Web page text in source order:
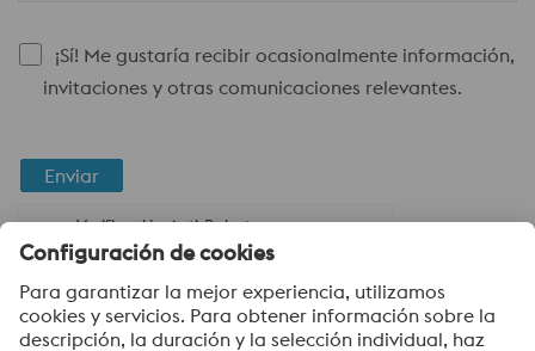
¡Sí! Me gustaría recibir ocasionalmente información,
invitaciones y otras comunicaciones relevantes.
Enviar
Verificación Anti-Robot
Haga clic para iniciar la verificación